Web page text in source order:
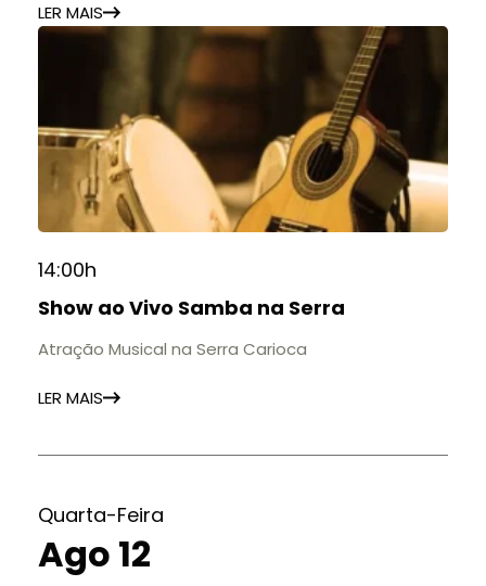
LER MAIS
14:00h
Show ao Vivo Samba na Serra
Atração Musical na Serra Carioca
LER MAIS
Quarta-Feira
Ago 12